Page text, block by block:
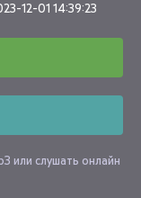
12-01 14:39:23
или слушать онлайн